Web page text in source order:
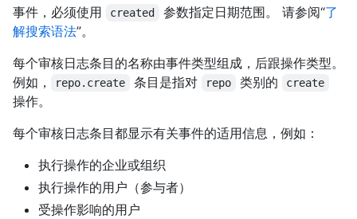
事件，必须使用
created 参数指定日期范围。 请参阅“了
解搜索语法”。
每个审核日志条目的名称由事件类型组成，后跟操作类型。
例如，
repo.create 条目是指对 repo 类别的 create
操作。
每个审核日志条目都显示有关事件的适用信息，例如：
执行操作的企业或组织
执行操作的用户（参与者）
受操作影响的用户